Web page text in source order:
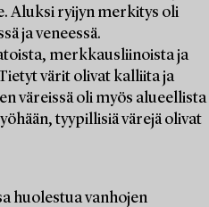
Aluksi ryijyn merkitys oli
ja veneessä.
merkkausliinoista ja
värit olivat kalliita ja
väreissä oli myös alueellista
tyypillisiä värejä olivat
huolestua vanhojen